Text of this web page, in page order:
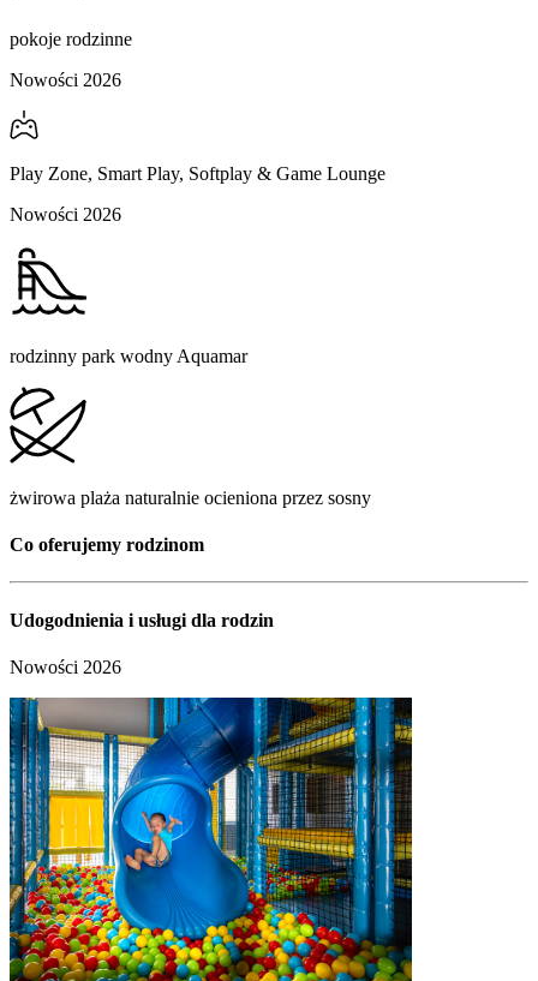
pokoje rodzinne
Nowości 2026
Play Zone, Smart Play, Softplay & Game Lounge
Nowości 2026
rodzinny park wodny Aquamar
żwirowa plaża naturalnie ocieniona przez sosny
Co oferujemy rodzinom
Udogodnienia i usługi dla rodzin
Nowości 2026